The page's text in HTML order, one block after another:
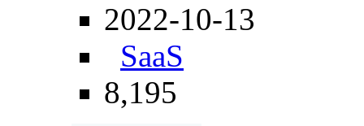
2022-10-13
SaaS
8,195